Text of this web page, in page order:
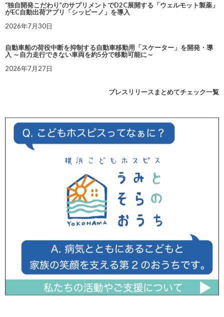
“独自開発こだわり”のサプリメントでD2C展開する「ウェルモット製薬」
がEC自動出荷アプリ「シッピーノ」を導入
2026年7月30日
自動車船の荷役中断を抑制する自動車移動用「スケーター」を開発・導
入 ～自力走行できない車両を約5分で移動可能に～
2026年7月27日
プレスリリースまとめてチェック一覧